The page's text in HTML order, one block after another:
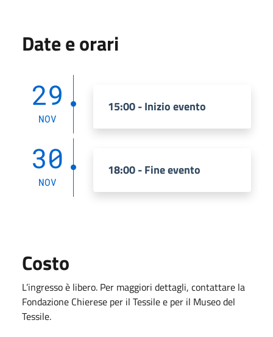
Date e orari
29
NOV
15:00 - Inizio evento
30
NOV
18:00 - Fine evento
Costo
L’ingresso è libero. Per maggiori dettagli, contattare la
Fondazione Chierese per il Tessile e per il Museo del
Tessile.